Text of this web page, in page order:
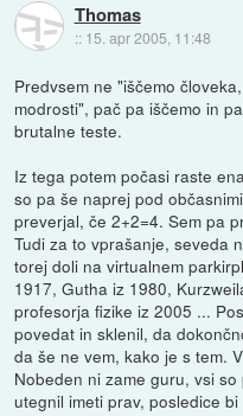
Thomas
:: 15. apr 2005, 11:48
Predvsem ne "iščemo
modrosti", pač pa iščemo in
brutalne teste.
Iz tega potem počasi raste
so pa še naprej pod
preverjal, če 2+2=4. Sem pa
Tudi za to vprašanje, seveda
torej doli na virtualnem
1917, Gutha iz 1980,
profesorja fizike iz 2005 ...
povedat in sklenil, da
da še ne vem, kako je s tem.
Nobeden ni zame guru, vsi
utegnil imeti prav, posledice